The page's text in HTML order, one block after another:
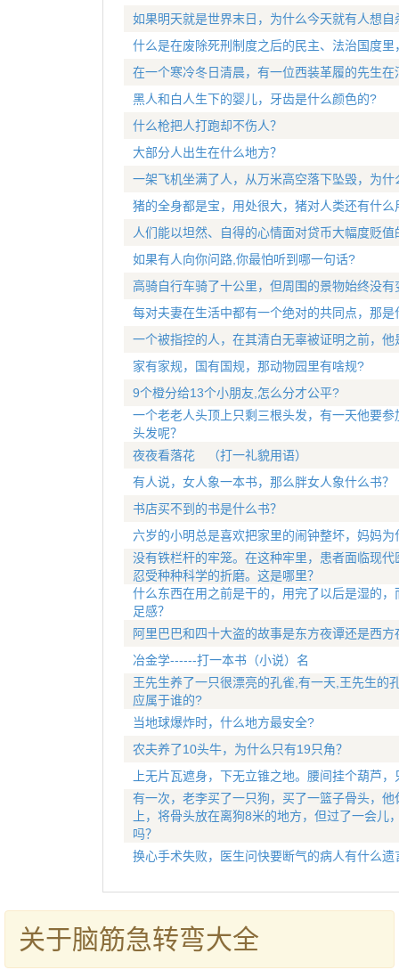
如果明天就是世界末日，为什么今天就有人想自
什么是在废除死刑制度之后的民主、法治国度
在一个寒冷冬日清晨，有一位西装革履的先生
黑人和白人生下的婴儿，牙齿是什么颜色的?
什么枪把人打跑却不伤人？
大部分人出生在什么地方？
一架飞机坐满了人，从万米高空落下坠毁，为
猪的全身都是宝，用处很大，猪对人类还有什么
人们能以坦然、自得的心情面对贷币大幅度贬
如果有人向你问路,你最怕听到哪一句话?
高骑自行车骑了十公里，但周围的景物始终没有
每对夫妻在生活中都有一个绝对的共同点，那是
一个被指控的人，在其清白无辜被证明之前，
家有家规，国有国规，那动物园里有啥规?
9个橙分给13个小朋友,怎么分才公平?
一个老老人头顶上只剩三根头发，有一天他要
头发呢？
夜夜看落花 （打一礼貌用语）
有人说，女人象一本书，那么胖女人象什么书？
书店买不到的书是什么书？
六岁的小明总是喜欢把家里的闹钟整坏，妈妈
没有铁栏杆的牢笼。在这种牢里，患者面临现
忍受种种科学的折磨。这是哪里？
什么东西在用之前是干的，用完了以后是湿的
足感？
阿里巴巴和四十大盗的故事是东方夜谭还是西方
冶金学------打一本书（小说）名
王先生养了一只很漂亮的孔雀,有一天,王先生的
应属于谁的?
当地球爆炸时，什么地方最安全?
农夫养了10头牛，为什么只有19只角？
上无片瓦遮身，下无立锥之地。腰间挂个葫芦
有一次，老李买了一只狗，买了一篮子骨头，
上，将骨头放在离狗8米的地方，但过了一会
吗？
换心手术失败，医生问快要断气的病人有什么
关于脑筋急转弯大全